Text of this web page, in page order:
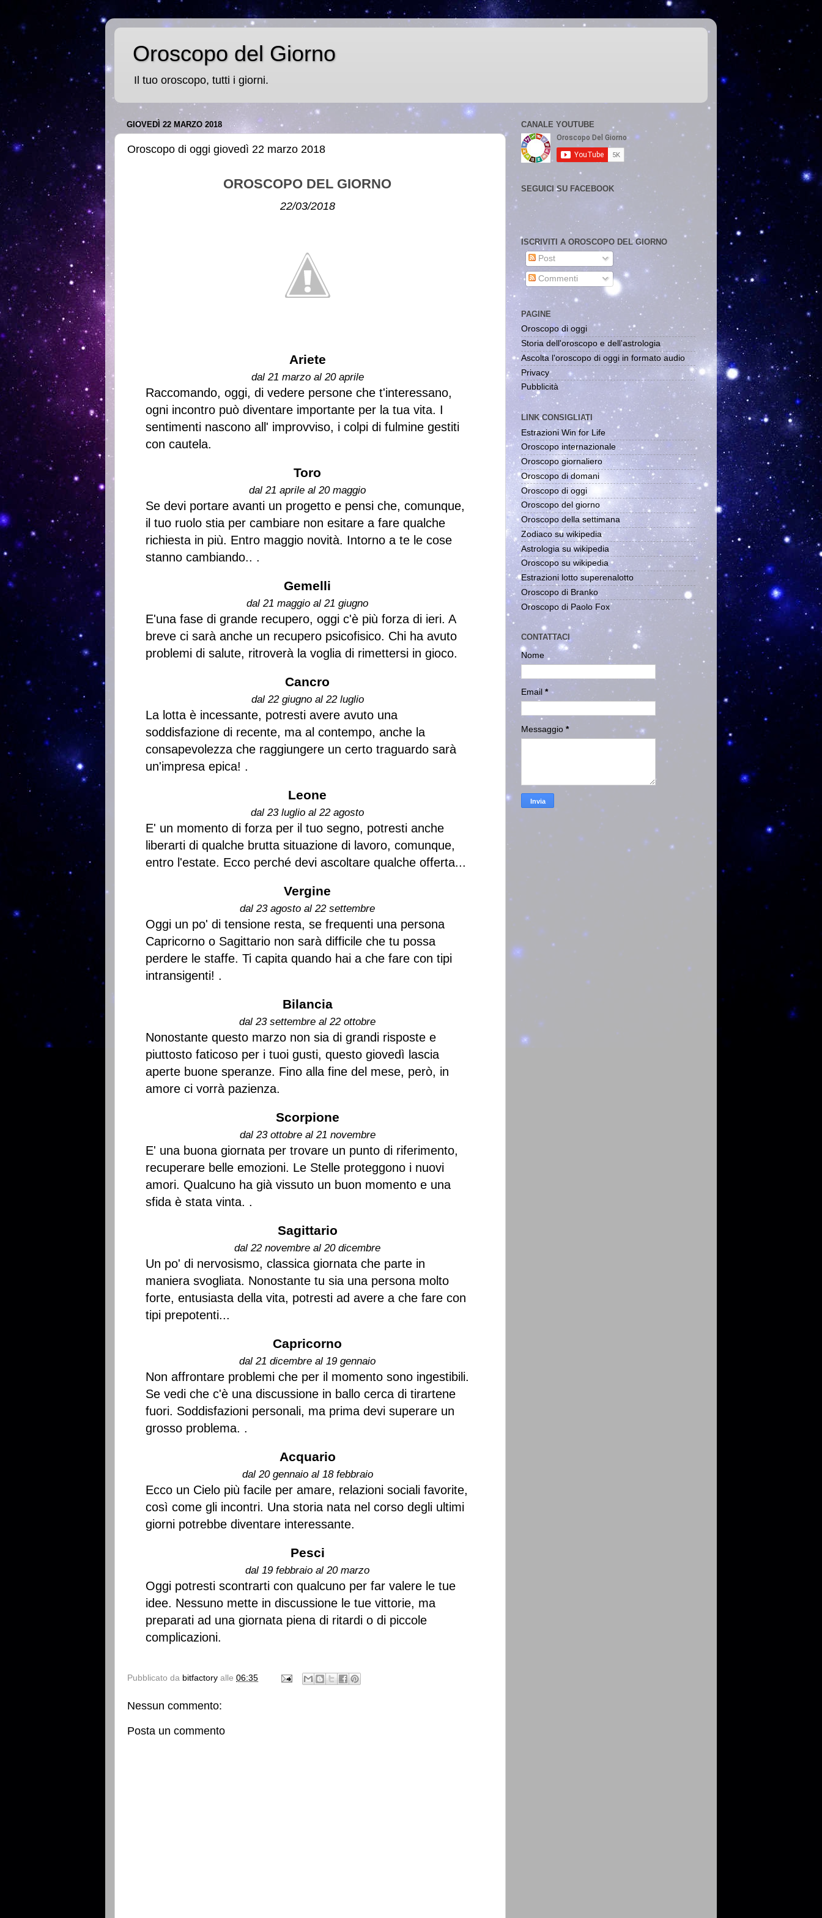
Oroscopo del Giorno
Il tuo oroscopo, tutti i giorni.
GIOVEDÌ 22 MARZO 2018
Oroscopo di oggi giovedì 22 marzo 2018
OROSCOPO DEL GIORNO
22/03/2018
Ariete
dal 21 marzo al 20 aprile
Raccomando, oggi, di vedere persone che t'interessano,
ogni incontro può diventare importante per la tua vita. I
sentimenti nascono all' improvviso, i colpi di fulmine gestiti
con cautela.
Toro
dal 21 aprile al 20 maggio
Se devi portare avanti un progetto e pensi che, comunque,
il tuo ruolo stia per cambiare non esitare a fare qualche
richiesta in più. Entro maggio novità. Intorno a te le cose
stanno cambiando.. .
Gemelli
dal 21 maggio al 21 giugno
E'una fase di grande recupero, oggi c'è più forza di ieri. A
breve ci sarà anche un recupero psicofisico. Chi ha avuto
problemi di salute, ritroverà la voglia di rimettersi in gioco.
Cancro
dal 22 giugno al 22 luglio
La lotta è incessante, potresti avere avuto una
soddisfazione di recente, ma al contempo, anche la
consapevolezza che raggiungere un certo traguardo sarà
un'impresa epica! .
Leone
dal 23 luglio al 22 agosto
E' un momento di forza per il tuo segno, potresti anche
liberarti di qualche brutta situazione di lavoro, comunque,
entro l'estate. Ecco perché devi ascoltare qualche offerta...
Vergine
dal 23 agosto al 22 settembre
Oggi un po' di tensione resta, se frequenti una persona
Capricorno o Sagittario non sarà difficile che tu possa
perdere le staffe. Ti capita quando hai a che fare con tipi
intransigenti! .
Bilancia
dal 23 settembre al 22 ottobre
Nonostante questo marzo non sia di grandi risposte e
piuttosto faticoso per i tuoi gusti, questo giovedì lascia
aperte buone speranze. Fino alla fine del mese, però, in
amore ci vorrà pazienza.
Scorpione
dal 23 ottobre al 21 novembre
E' una buona giornata per trovare un punto di riferimento,
recuperare belle emozioni. Le Stelle proteggono i nuovi
amori. Qualcuno ha già vissuto un buon momento e una
sfida è stata vinta. .
Sagittario
dal 22 novembre al 20 dicembre
Un po' di nervosismo, classica giornata che parte in
maniera svogliata. Nonostante tu sia una persona molto
forte, entusiasta della vita, potresti ad avere a che fare con
tipi prepotenti...
Capricorno
dal 21 dicembre al 19 gennaio
Non affrontare problemi che per il momento sono ingestibili.
Se vedi che c'è una discussione in ballo cerca di tirartene
fuori. Soddisfazioni personali, ma prima devi superare un
grosso problema. .
Acquario
dal 20 gennaio al 18 febbraio
Ecco un Cielo più facile per amare, relazioni sociali favorite,
così come gli incontri. Una storia nata nel corso degli ultimi
giorni potrebbe diventare interessante.
Pesci
dal 19 febbraio al 20 marzo
Oggi potresti scontrarti con qualcuno per far valere le tue
idee. Nessuno mette in discussione le tue vittorie, ma
preparati ad una giornata piena di ritardi o di piccole
complicazioni.
Pubblicato da bitfactory alle 06:35
Nessun commento:
Posta un commento
CANALE YOUTUBE
SEGUICI SU FACEBOOK
ISCRIVITI A OROSCOPO DEL GIORNO
Post
Commenti
PAGINE
Oroscopo di oggi
Storia dell'oroscopo e dell'astrologia
Ascolta l'oroscopo di oggi in formato audio
Privacy
Pubblicità
LINK CONSIGLIATI
Estrazioni Win for Life
Oroscopo internazionale
Oroscopo giornaliero
Oroscopo di domani
Oroscopo di oggi
Oroscopo del giorno
Oroscopo della settimana
Zodiaco su wikipedia
Astrologia su wikipedia
Oroscopo su wikipedia
Estrazioni lotto superenalotto
Oroscopo di Branko
Oroscopo di Paolo Fox
CONTATTACI
Nome
Email *
Messaggio *